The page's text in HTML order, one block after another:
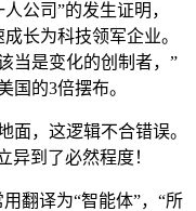
公司”的发生证明，
长为科技领军企业。
当是变化的创制者，”
国的3倍摆布。
，这逻辑不合错误。
异到了必然程度！
翻译为“智能体”，“所